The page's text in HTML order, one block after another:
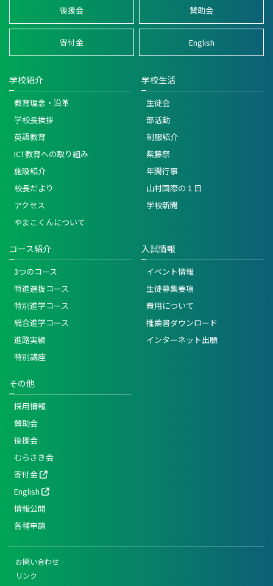
後援会 賛助会
寄付金 English
学校紹介
教育理念・沿革
学校長挨拶
英語教育
ICT教育への取り組み
施設紹介
校長だより
アクセス
やまこくんについて
学校生活
生徒会
部活動
制服紹介
紫藤祭
年間行事
山村国際の１日
学校新聞
コース紹介
3つのコース
特進選抜コース
特別進学コース
総合進学コース
進路実績
特別講座
入試情報
イベント情報
生徒募集要項
費用について
推薦書ダウンロード
インターネット出願
その他
採用情報
賛助会
後援会
むらさき会
寄付金
English
情報公開
各種申請
お問い合わせ
リンク